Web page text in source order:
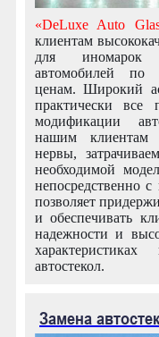
«DeLuxe Auto
клиентам
для иномарок
автомобилей
ценам. Широкий
практически все
модификации
нашим клиентам
нервы,
необходимой
непосредственно
позволяет
и обеспечивать
надежности и
автостекол.
Замена